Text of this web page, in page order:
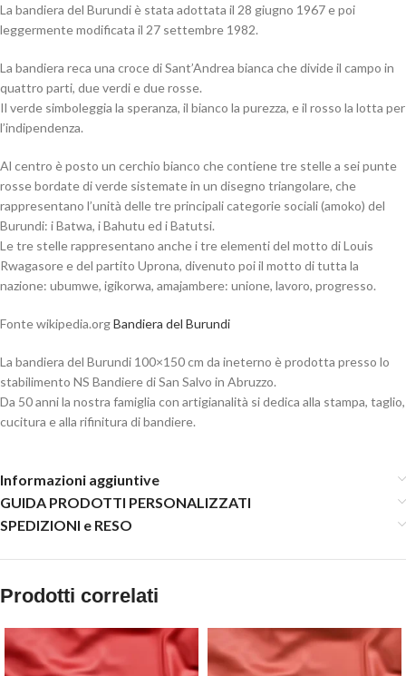
La bandiera del Burundi è stata adottata il 28 giugno 1967 e poi
leggermente modificata il 27 settembre 1982.
La bandiera reca una croce di Sant’Andrea bianca che divide il campo in
quattro parti, due verdi e due rosse.
Il verde simboleggia la speranza, il bianco la purezza, e il rosso la lotta per
l’indipendenza.
Al centro è posto un cerchio bianco che contiene tre stelle a sei punte
rosse bordate di verde sistemate in un disegno triangolare, che
rappresentano l’unità delle tre principali categorie sociali (amoko) del
Burundi: i Batwa, i Bahutu ed i Batutsi.
Le tre stelle rappresentano anche i tre elementi del motto di Louis
Rwagasore e del partito Uprona, divenuto poi il motto di tutta la
nazione: ubumwe, igikorwa, amajambere: unione, lavoro, progresso.
Fonte wikipedia.orgBandiera del Burundi
La bandiera del Burundi 100×150 cm da ineterno è prodotta presso lo
stabilimento NS Bandiere di San Salvo in Abruzzo.
Da 50 anni la nostra famiglia con artigianalità si dedica alla stampa, taglio,
cucitura e alla rifinitura di bandiere.
Informazioni aggiuntive
GUIDA PRODOTTI PERSONALIZZATI
SPEDIZIONI e RESO
Prodotti correlati